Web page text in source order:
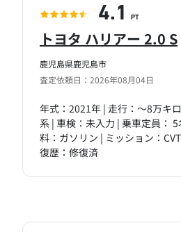
鹿児島県鹿児島市
査定依頼日：2026年08月04日
トヨタ ハリアー 2.0 S
年式：2021年 | 走行：～8万キ
系 | 車検：未入力 | 乗車定員：
料：ガソリン | ミッション：
復歴：修復済
4.1 PT